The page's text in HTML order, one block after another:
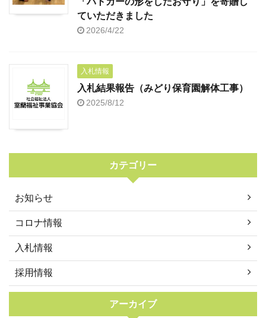
ていただきました
2026/4/22
入札情報
入札結果報告（みどり保育園解体工事）
2025/8/12
カテゴリー
お知らせ
コロナ情報
入札情報
採用情報
アーカイブ